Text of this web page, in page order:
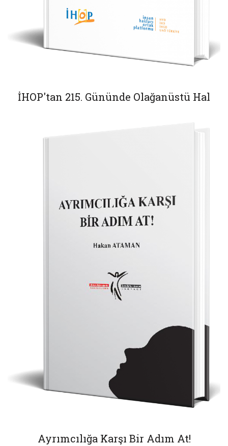
İHOP'tan 215. Gününde Olağanüstü Hal
Ayrımcılığa Karşı Bir Adım At!